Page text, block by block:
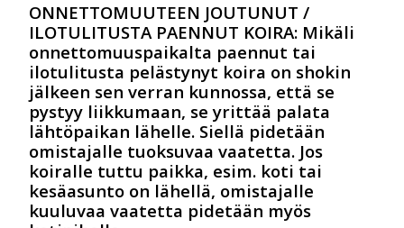
ONNETTOMUUTEEN JOUTUNUT /
ILOTULITUSTA PAENNUT KOIRA: Mikäli
onnettomuuspaikalta paennut tai
ilotulitusta pelästynyt koira on shokin
jälkeen sen verran kunnossa, että se
pystyy liikkumaan, se yrittää palata
lähtöpaikan lähelle. Siellä pidetään
omistajalle tuoksuvaa vaatetta. Jos
koiralle tuttu paikka, esim. koti tai
kesäasunto on lähellä, omistajalle
kuuluvaa vaatetta pidetään myös